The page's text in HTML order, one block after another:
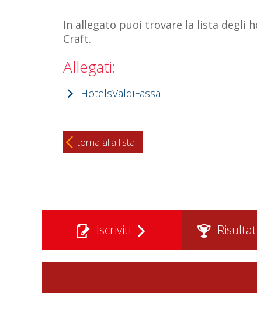
In allegato puoi trovare la lista degli
Craft.
Allegati:
HotelsValdiFassa
torna alla lista
Iscriviti